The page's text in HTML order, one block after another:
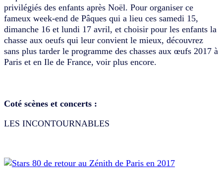
privilégiés des enfants après Noël. Pour organiser ce
fameux week-end de Pâques qui a lieu ces samedi 15,
dimanche 16 et lundi 17 avril, et choisir pour les enfants la
chasse aux oeufs qui leur convient le mieux, découvrez
sans plus tarder le programme des chasses aux œufs 2017 à
Paris et en Ile de France, voir plus encore.
Coté scènes et concerts :
LES INCONTOURNABLES